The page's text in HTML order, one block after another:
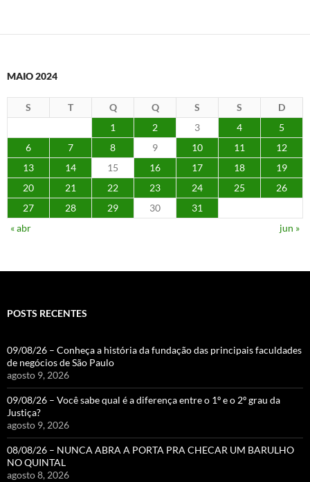
MAIO 2024
S T Q Q S S
D
1
2 3 4
5
6
7 8 9 10 11
12
13
14 15 16 17 18
19
20
21 22 23 24 25
26
27
28 29 30
31
« abr
jun »
POSTS RECENTES
09/08/26 – Conheça a história da fundação das principais faculdades
de negócios de São Paulo
agosto 9, 2026
09/08/26 – Você sabe qual é a diferença entre o 1º e o 2º grau da
Justiça?
agosto 9, 2026
08/08/26 – NUNCA ABRA A PORTA PRA CHECAR UM BARULHO
NO QUINTAL
agosto 8, 2026